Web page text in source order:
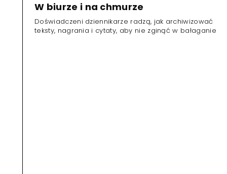
W biurze i na chmurze
Doświadczeni dziennikarze radzą, jak archiwizować
teksty, nagrania i cytaty, aby nie zginąć w bałaganie